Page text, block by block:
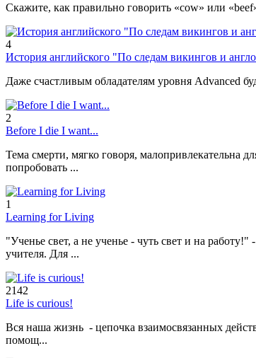
Скажите, как правильно говорить «cow» или
4
История английского "По следам викингов и
Даже счастливым обладателям уровня Advanced
2
Before I die I want...
Тема смерти, мягко говоря, малопривлекательна
попробовать ...
1
Learning for Living
"Ученье свет, а не ученье - чуть свет и на
учителя. Для ...
2142
Life is curious!
Вся наша жизнь - цепочка взаимосвязанных
помощ...